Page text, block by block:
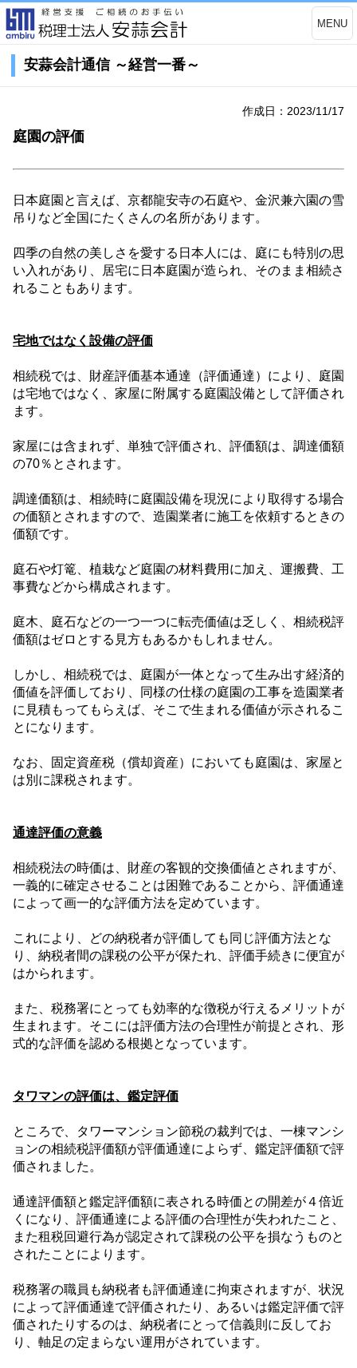
MENU
安蒜会計通信 ～経営一番～
作成日：2023/11/17
庭園の評価
日本庭園と言えば、京都龍安寺の石庭や、金沢兼六園の雪
吊りなど全国にたくさんの名所があります。
四季の自然の美しさを愛する日本人には、庭にも特別の思
い入れがあり、居宅に日本庭園が造られ、そのまま相続さ
れることもあります。
宅地ではなく設備の評価
相続税では、財産評価基本通達（評価通達）により、庭園
は宅地ではなく、家屋に附属する庭園設備として評価され
ます。
家屋には含まれず、単独で評価され、評価額は、調達価額
の70％とされます。
調達価額は、相続時に庭園設備を現況により取得する場合
の価額とされますので、造園業者に施工を依頼するときの
価額です。
庭石や灯篭、植栽など庭園の材料費用に加え、運搬費、工
事費などから構成されます。
庭木、庭石などの一つ一つに転売価値は乏しく、相続税評
価額はゼロとする見方もあるかもしれません。
しかし、相続税では、庭園が一体となって生み出す経済的
価値を評価しており、同様の仕様の庭園の工事を造園業者
に見積もってもらえば、そこで生まれる価値が示されるこ
とになります。
なお、固定資産税（償却資産）においても庭園は、家屋と
は別に課税されます。
通達評価の意義
相続税法の時価は、財産の客観的交換価値とされますが、
一義的に確定させることは困難であることから、評価通達
によって画一的な評価方法を定めています。
これにより、どの納税者が評価しても同じ評価方法とな
り、納税者間の課税の公平が保たれ、評価手続きに便宜が
はかられます。
また、税務署にとっても効率的な徴税が行えるメリットが
生まれます。そこには評価方法の合理性が前提とされ、形
式的な評価を認める根拠となっています。
タワマンの評価は、鑑定評価
ところで、タワーマンション節税の裁判では、一棟マンシ
ョンの相続税評価額が評価通達によらず、鑑定評価額で評
価されました。
通達評価額と鑑定評価額に表される時価との開差が４倍近
くになり、評価通達による評価の合理性が失われたこと、
また租税回避行為が認定されて課税の公平を損なうものと
されたことによります。
税務署の職員も納税者も評価通達に拘束されますが、状況
によって評価通達で評価されたり、あるいは鑑定評価で評
価されたりするのは、納税者にとって信義則に反してお
り、軸足の定まらない運用がされています。